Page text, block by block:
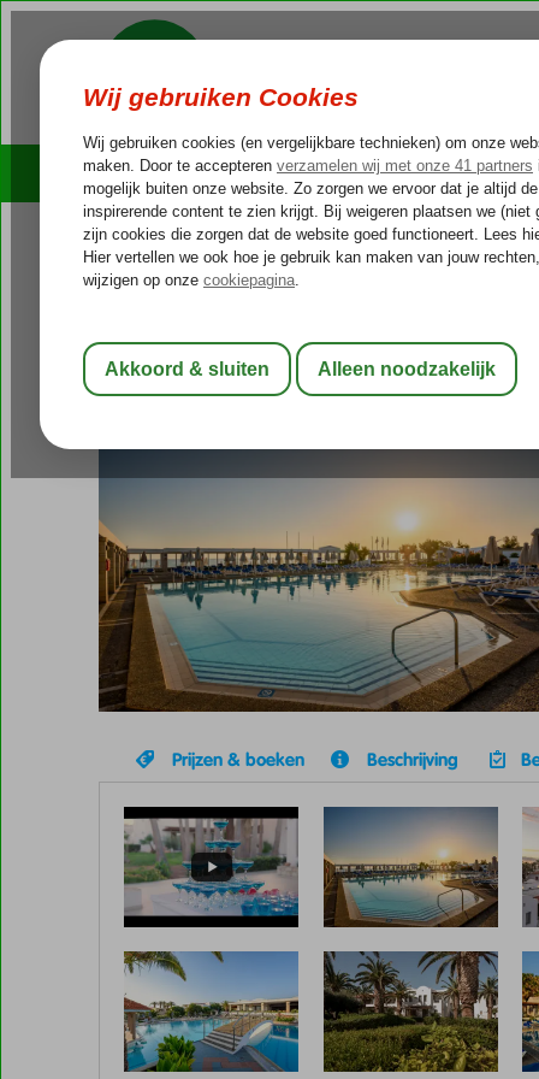
Cruises Outlet Deals
Home
Griekenland Kreta Chersonissos
Annabelle Beach Resort
All Inclusive-Hotel
Prijzen & boeken Beschrijving